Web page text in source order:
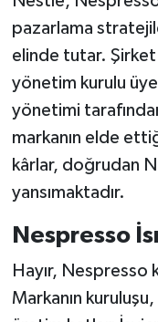
pazarlama
elinde tutar.
yönetim kurulu
yönetimi
markanın elde
kârlar, doğrudan
yansımaktadır.
Nespresso
Hayır, Nespresso
Markanın